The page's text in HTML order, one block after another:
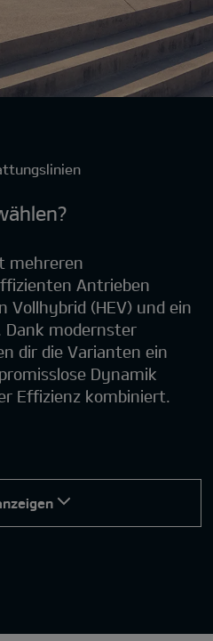
mehreren
Antrieben
Vollhybrid (HEV) und ein
Dank modernster
dir die Varianten ein
Dynamik
Effizienz kombiniert.